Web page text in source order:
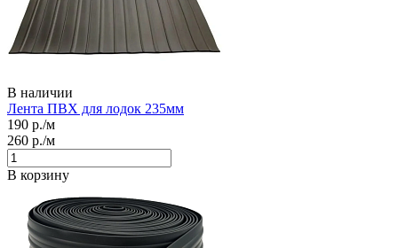
В наличии
Лента ПВХ для лодок 235мм
190 р./м
260 р./м
В корзину